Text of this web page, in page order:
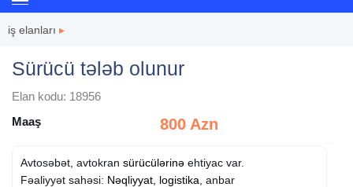
iş elanları ▸
Sürücü tələb olunur
Elan kodu: 18956
Maaş
800 Azn
Avtosəbət, avtokran sürücülərinə ehtiyac var.
Fəaliyyət sahəsi: Nəqliyyat, logistika , anbar